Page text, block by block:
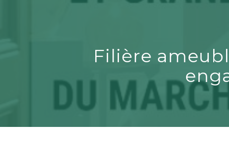
Filière